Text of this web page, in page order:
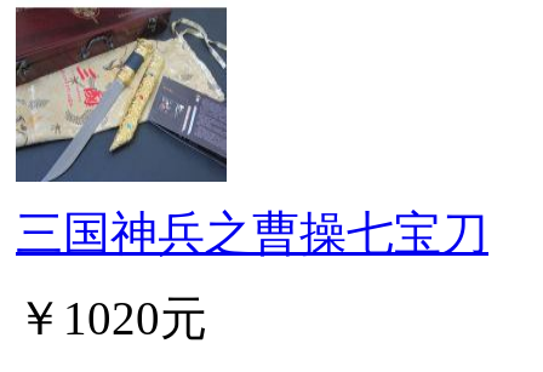
三国神兵之曹操七宝刀
￥1020元